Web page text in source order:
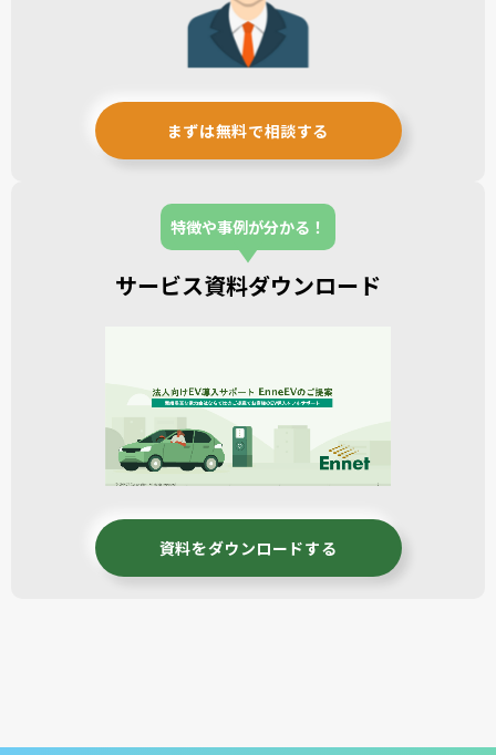
まずは無料で相談する
特徴や事例が分かる！
サービス資料ダウンロード
資料をダウンロードする